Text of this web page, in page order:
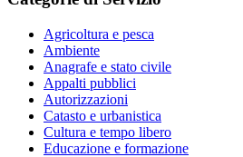
Agricoltura e pesca
Ambiente
Anagrafe e stato civile
Appalti pubblici
Autorizzazioni
Catasto e urbanistica
Cultura e tempo libero
Educazione e formazione